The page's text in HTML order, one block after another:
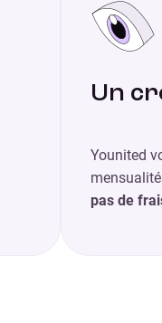
Un
Younited
pas de